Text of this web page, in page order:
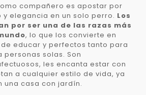
compañero es apostar por
elegancia en un solo perro. Los
por ser una de las razas más
, lo que los convierte en
educar y perfectos tanto para
solas. Son
les encanta estar con
a cualquier estilo de vida, ya
una casa con jardín.